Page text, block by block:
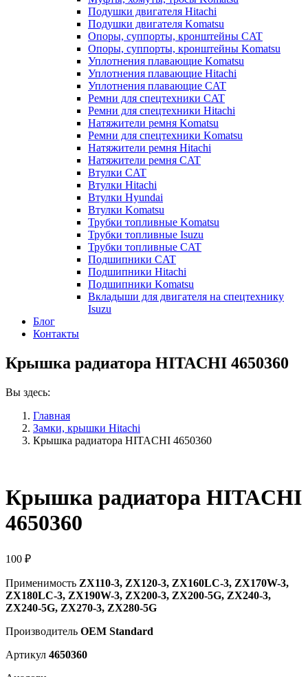
Подушки двигателя Hitachi
Подушки двигателя Komatsu
Опоры, суппорты, кронштейны CAT
Опоры, суппорты, кронштейны Komatsu
Уплотнения плавающие Komatsu
Уплотнения плавающие Hitachi
Уплотнения плавающие CAT
Ремни для спецтехники CAT
Ремни для спецтехники Hitachi
Натяжители ремня Komatsu
Ремни для спецтехники Komatsu
Натяжители ремня Hitachi
Натяжители ремня CAT
Втулки CAT
Втулки Hitachi
Втулки Hyundai
Втулки Komatsu
Трубки топливные Komatsu
Трубки топливные Isuzu
Трубки топливные CAT
Подшипники CAT
Подшипники Hitachi
Подшипники Komatsu
Вкладыши для двигателя на спецтехнику
Isuzu
Блог
Контакты
Крышка радиатора HITACHI 4650360
Вы здесь:
Главная
Замки, крышки Hitachi
Крышка радиатора HITACHI 4650360
Крышка радиатора HITACHI
4650360
100 ₽
Применимость ZX110-3, ZX120-3, ZX160LC-3, ZX170W-3,
ZX180LC-3, ZX190W-3, ZX200-3, ZX200-5G, ZX240-3,
ZX240-5G, ZX270-3, ZX280-5G
Производитель OEM Standard
Артикул 4650360